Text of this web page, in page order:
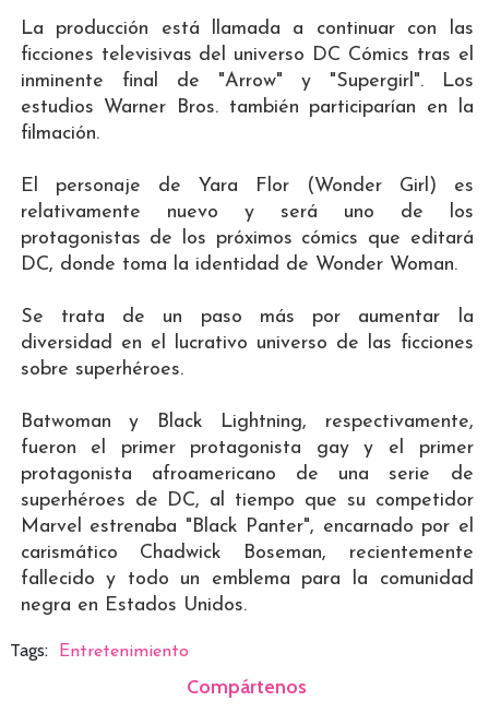
La producción está llamada a continuar con las
ficciones televisivas del universo DC Cómics tras el
inminente final de "Arrow" y "Supergirl". Los
estudios Warner Bros. también participarían en la
filmación.
El personaje de Yara Flor (Wonder Girl) es
relativamente nuevo y será uno de los
protagonistas de los próximos cómics que editará
DC, donde toma la identidad de Wonder Woman.
Se trata de un paso más por aumentar la
diversidad en el lucrativo universo de las ficciones
sobre superhéroes.
Batwoman y Black Lightning, respectivamente,
fueron el primer protagonista gay y el primer
protagonista afroamericano de una serie de
superhéroes de DC, al tiempo que su competidor
Marvel estrenaba "Black Panter", encarnado por el
carismático Chadwick Boseman, recientemente
fallecido y todo un emblema para la comunidad
negra en Estados Unidos.
Tags: Entretenimiento
Compártenos